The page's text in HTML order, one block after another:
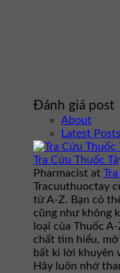
Đánh giá post
About
Latest Posts
Tra Cứu Thuốc
Pharmacist at
Tracuuthuoctay
từ A-Z. Bạn có
cũng như không
loại của Thuốc
chất tìm hiểu,
bất kì lời khuyên
Hãy luôn nhớ